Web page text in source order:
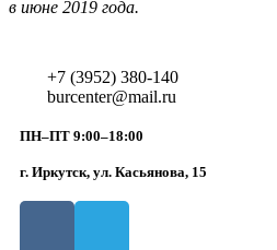
в июне 2019 года.
+7 (3952) 380-140
burcenter@mail.ru
ПН–ПТ 9:00–18:00
г. Иркутск, ул. Касьянова, 15